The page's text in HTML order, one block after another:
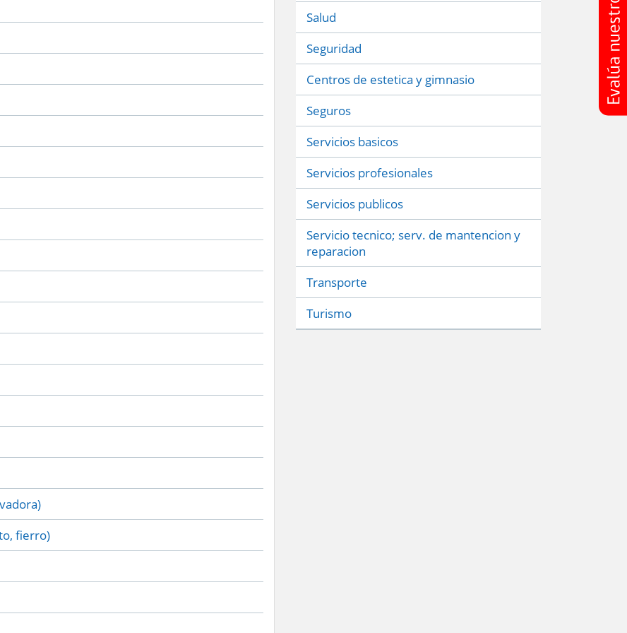
fierro)
Salud
Seguridad
Centros de estetica y gimnasio
Seguros
Servicios basicos
Servicios profesionales
Servicios publicos
Servicio tecnico; serv. de mantencion y
reparacion
Transporte
Turismo